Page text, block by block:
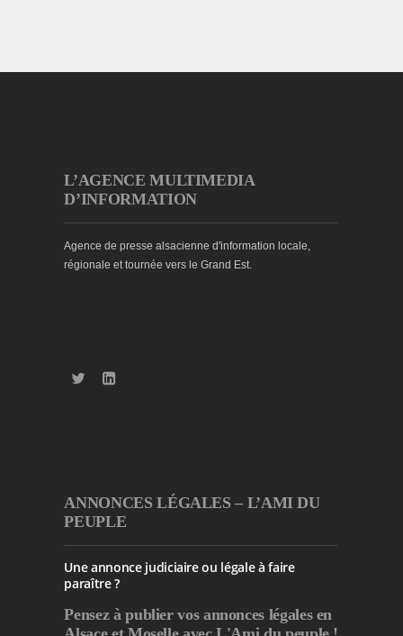
L’AGENCE MULTIMEDIA
D’INFORMATION
Agence de presse alsacienne d'information locale,
régionale et tournée vers le Grand Est.
ANNONCES LÉGALES – L’AMI DU
PEUPLE
Une annonce judiciaire ou légale à faire
paraître ?
Pensez à publiervos annonces légales en